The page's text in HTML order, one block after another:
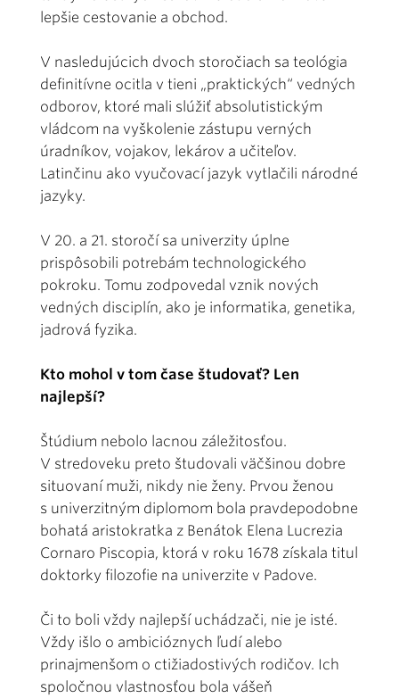
lepšie cestovanie a obchod.
V nasledujúcich dvoch storočiach sa teológia
definitívne ocitla v tieni „praktických“ vedných
odborov, ktoré mali slúžiť absolutistickým
vládcom na vyškolenie zástupu verných
úradníkov, vojakov, lekárov a učiteľov.
Latinčinu ako vyučovací jazyk vytlačili národné
jazyky.
V 20. a 21. storočí sa univerzity úplne
prispôsobili potrebám technologického
pokroku. Tomu zodpovedal vznik nových
vedných disciplín, ako je informatika, genetika,
jadrová fyzika.
Kto mohol v tom čase študovať? Len
najlepší?
Štúdium nebolo lacnou záležitosťou.
V stredoveku preto študovali väčšinou dobre
situovaní muži, nikdy nie ženy. Prvou ženou
s univerzitným diplomom bola pravdepodobne
bohatá aristokratka z Benátok Elena Lucrezia
Cornaro Piscopia, ktorá v roku 1678 získala titul
doktorky filozofie na univerzite v Padove.
Či to boli vždy najlepší uchádzači, nie je isté.
Vždy išlo o ambicióznych ľudí alebo
prinajmenšom o ctižiadostivých rodičov. Ich
spoločnou vlastnosťou bola vášeň